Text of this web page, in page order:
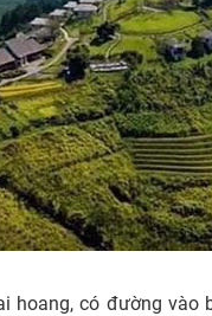
hoang, có đường